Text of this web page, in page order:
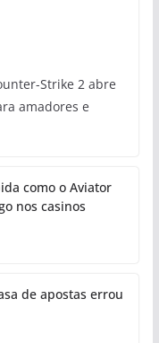
Strike 2 abre
amadores e
como o Aviator
nos casinos
de apostas errou